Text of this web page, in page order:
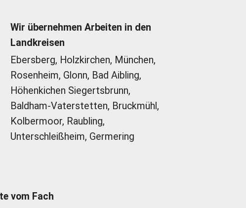
Wir übernehmen Arbeiten in den
Landkreisen
Ebersberg, Holzkirchen, München,
Rosenheim, Glonn, Bad Aibling,
Höhenkichen Siegertsbrunn,
Baldham-Vaterstetten, Bruckmühl,
Kolbermoor, Raubling,
Unterschleißheim, Germering
vom Fach